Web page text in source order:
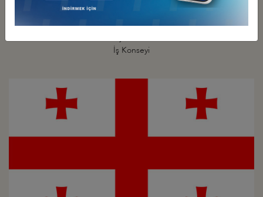
İş Konseyi